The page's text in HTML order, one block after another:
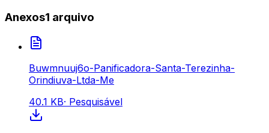
Anexos1 arquivo
Buwmnuuj6o-Panificadora-Santa-Terezinha-
Orindiuva-Ltda-Me
40.1 KB· Pesquisável